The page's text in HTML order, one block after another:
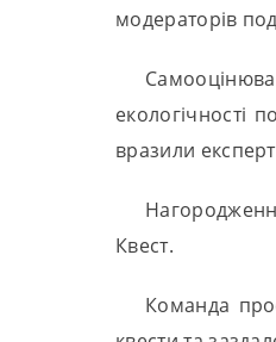
модераторів
екологічності
вразили
Квест.
Команда